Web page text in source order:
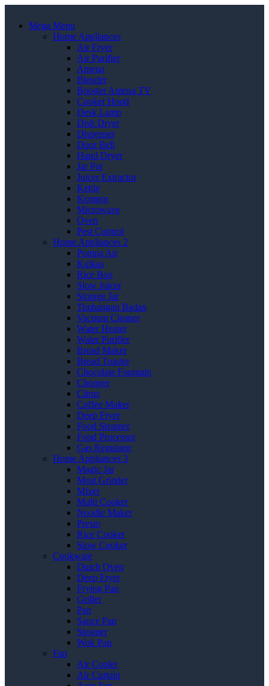
Mega Menu
Home Appliances
Air Fryer
Air Purifier
Antena
Blender
Booster Antena TV
Cooker Hood
Desk Lamp
Dish Dryer
Dispenser
Door Bell
Hand Dryer
Jar Pot
Juicer Extractor
Kettle
Kompor
Microwave
Oven
Pest Control
Home Appliances 2
Pompa Air
Kulkas
Rice Box
Slow Juicer
Storage Jar
Timbangan Badan
Vacuum Cleaner
Water Heater
Water Purifier
Bread Maker
Bread Toaster
Chocolate Fountain
Chopper
Citrus
Coffee Maker
Deep Fryer
Food Steamer
Food Processor
Gas Regulator
Home Appliances 3
Magic Jar
Meat Grinder
Mixer
Multi Cooker
Noodle Maker
Presto
Rice Cooker
Slow Cooker
Cookware
Dutch Oven
Deep Fryer
Frying Pan
Griller
Pan
Sauce Pan
Steamer
Wok Pan
Fan
Air Cooler
Air Curtain